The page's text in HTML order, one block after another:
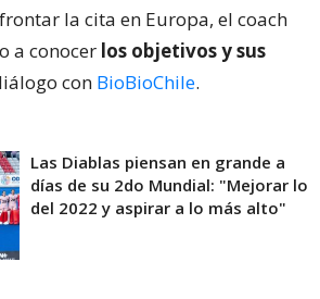
la cita en Europa, el coach
a conocer los objetivos y sus
con BioBioChile.
Las Diablas piensan en grande a
días de su 2do Mundial: "Mejorar lo
del 2022 y aspirar a lo más alto"